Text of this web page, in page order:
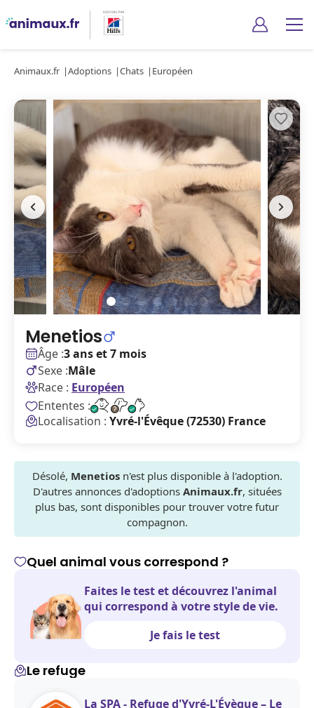
Animaux.fr Adoptions Chats Européen
Menetios
Âge :3 ans et 7 mois
Sexe :Mâle
Race : Européen
Ententes :
Localisation : Yvré-l'Évêque (72530) France
Désolé, Menetiosn'est plus disponible à l'adoption.
D'autres annonces d'adoptions Animaux.fr, situées
plus bas, sont disponibles pour trouver votre futur
compagnon.
Quel animal vous correspond ?
Faites le test et découvrez l'animal
qui correspond à votre style de vie.
Je fais le test
Le refuge
La SPA - Refuge d'Yvré-L'Évèque – Le